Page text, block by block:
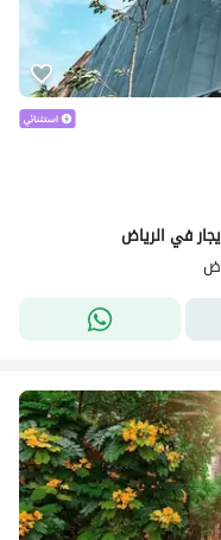
في الرياض